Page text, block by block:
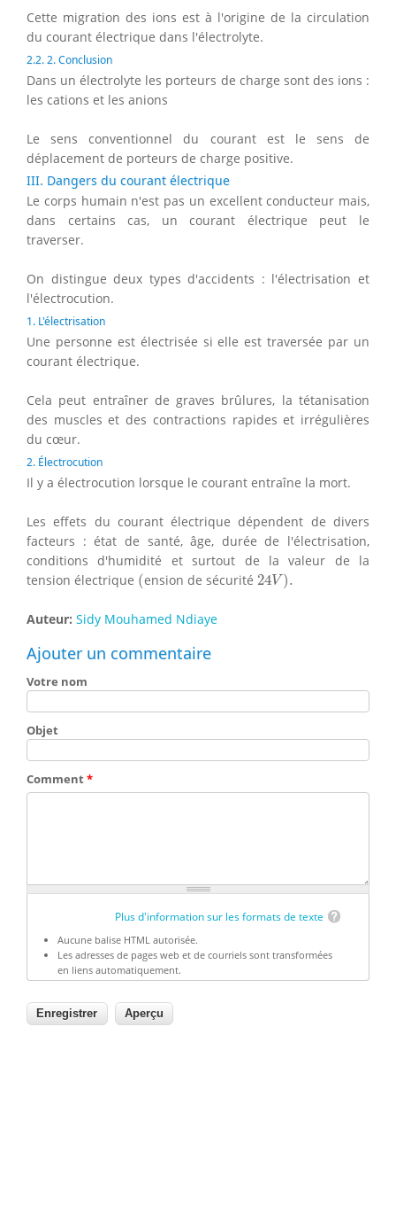
Cette migration des ions est à l'origine de la circulation
du courant électrique dans l'électrolyte.
2.2. 2. Conclusion
Dans un électrolyte les porteurs de charge sont des ions :
les cations et les anions
Le sens conventionnel du courant est le sens de
déplacement de porteurs de charge positive.
III. Dangers du courant électrique
Le corps humain n'est pas un excellent conducteur mais,
dans certains cas, un courant électrique peut le
traverser.
On distingue deux types d'accidents : l'électrisation et
l'électrocution.
1. L'électrisation
Une personne est électrisée si elle est traversée par un
courant électrique.
Cela peut entraîner de graves brûlures, la tétanisation
des muscles et des contractions rapides et irrégulières
du cœur.
2. Électrocution
Il y a électrocution lorsque le courant entraîne la mort.
Les effets du courant électrique dépendent de divers
facteurs : état de santé, âge, durée de l'électrisation,
conditions d'humidité et surtout de la valeur de la
tension électrique (
(ension de sécurité 24V ).
24V).
Auteur: Sidy Mouhamed Ndiaye
Ajouter un commentaire
Votre nom
Objet
Comment*
Plus d'information sur les formats de texte
Aucune balise HTML autorisée.
Les adresses de pages web et de courriels sont transformées
en liens automatiquement.